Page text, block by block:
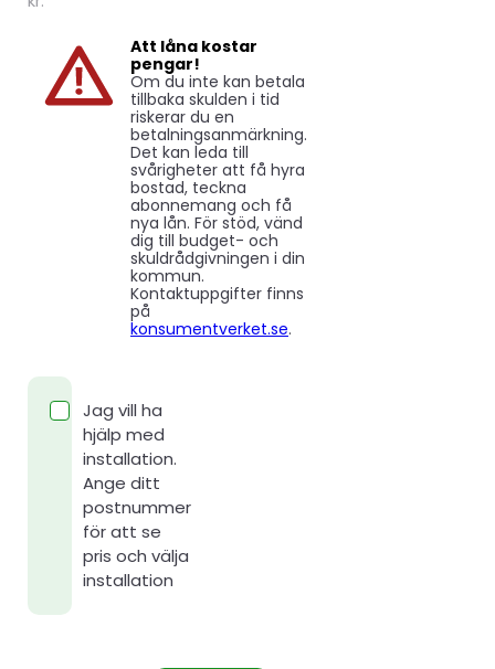
Att låna kostar
pengar!
Om du inte kan betala
tillbaka skulden i tid
riskerar du en
betalningsanmärkning.
Det kan leda till
svårigheter att få hyra
bostad, teckna
abonnemang och få
nya lån. För stöd, vänd
dig till budget- och
skuldrådgivningen i din
kommun.
Kontaktuppgifter finns
på
konsumentverket.se.
Jag vill ha
hjälp med
installation.
Ange ditt
postnummer
för att se
pris och välja
installation